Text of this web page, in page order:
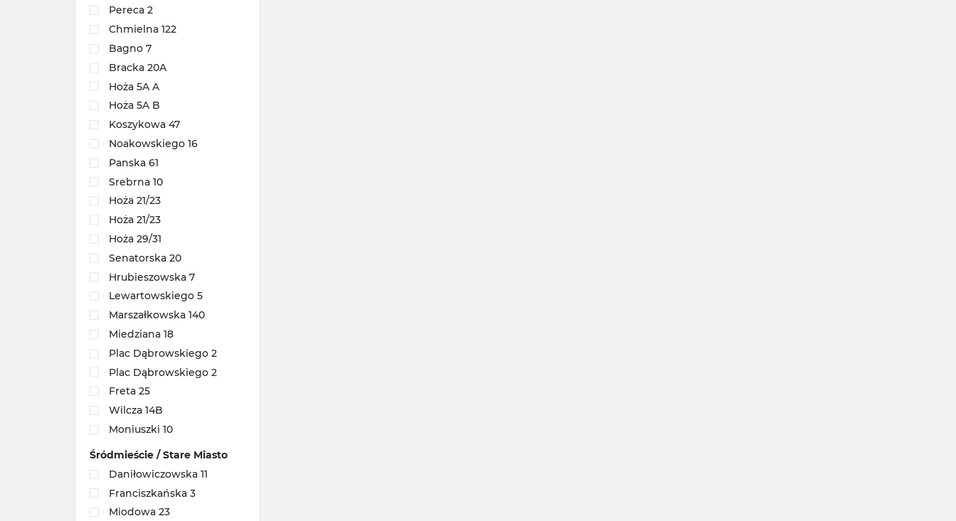
Pereca 2
Chmielna 122
Bagno 7
Bracka 20A
Hoża 5A A
Hoża 5A B
Koszykowa 47
Noakowskiego 16
Panska 61
Srebrna 10
Hoża 21/23
Hoża 21/23
Hoża 29/31
Senatorska 20
Hrubieszowska 7
Lewartowskiego 5
Marszałkowska 140
Miedziana 18
Plac Dąbrowskiego 2
Plac Dąbrowskiego 2
Freta 25
Wilcza 14B
Moniuszki 10
Śródmieście / Stare Miasto
Daniłowiczowska 11
Franciszkańska 3
Miodowa 23